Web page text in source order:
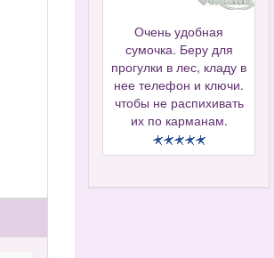
Очень удобная
сумочка. Беру для
прогулки в лес, кладу в
нее телефон и ключи.
чтобы не распихивать
их по карманам.